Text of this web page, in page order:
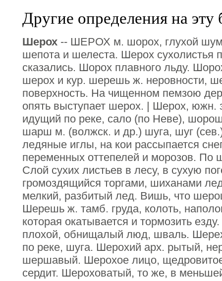
Другие определения на эту
Шерох -- ШЕРОХ м. шорох, глухой шум,
шепота и шелеста. Шерох сухолистья
сказались. Шорох плавного льду.
шерох и кур. шерешь ж. неровности,
поверхность. На чищенном пемзою
опять выступает шерох. | Шерох, южн.
идущий по реке, сало (по Неве),
шарш м. (волжск. и др.) шуга, шуг
ледяные иглы, на кои рассыпается
переменных оттепелей и морозов. По
Слой сухих листьев в лесу, в сухую
громоздящийся торгами, шиханами
мелкий, разбитый лед. Вишь, что
Шерешь ж. тамб. груда, колоть,
которая окатывается и тормозить
плохой, обнищалый люд, шваль.
по реке, шуга. Шерохий арх. рытый,
шершавый. Шерохое лицо,
сердит. Шероховатый, то же, в